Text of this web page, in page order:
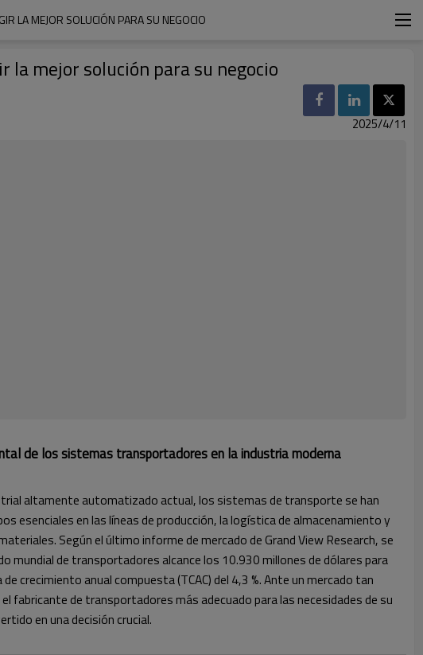
LA MEJOR SOLUCIÓN PARA SU NEGOCIO
la mejor solución para su negocio
2025/4/11
de los sistemas transportadores en la industria moderna
altamente automatizado actual, los sistemas de transporte se han
esenciales en las líneas de producción, la logística de almacenamiento y
Según el último informe de mercado de Grand View Research, se
mundial de transportadores alcance los 10.930 millones de dólares para
crecimiento anual compuesta (TCAC) del 4,3 %. Ante un mercado tan
fabricante de transportadores más adecuado para las necesidades de su
en una decisión crucial.